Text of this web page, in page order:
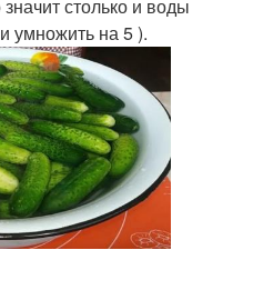
столько и воды
умножить на 5 ).